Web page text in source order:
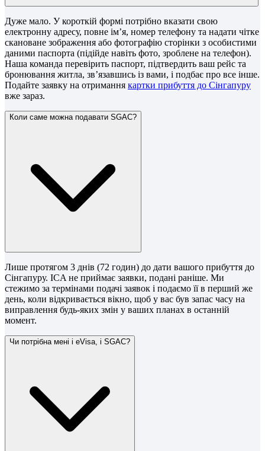
Дуже мало. У короткій формі потрібно вказати свою
електронну адресу, повне ім’я, номер телефону та надати чітке
скановане зображення або фотографію сторінки з особистими
даними паспорта (підійде навіть фото, зроблене на телефон).
Наша команда перевірить паспорт, підтвердить ваш рейс та
бронювання житла, зв’язавшись із вами, і подбає про все інше.
Подайте заявку на отримання картки прибуття до Сінгапуру
вже зараз.
Коли саме можна подавати SGAC?
Лише протягом 3 днів (72 годин) до дати вашого прибуття до
Сінгапуру. ICA не приймає заявки, подані раніше. Ми
стежимо за термінами подачі заявок і подаємо її в перший же
день, коли відкривається вікно, щоб у вас був запас часу на
виправлення будь-яких змін у ваших планах в останній
момент.
Чи потрібна мені і eVisa, і SGAC?